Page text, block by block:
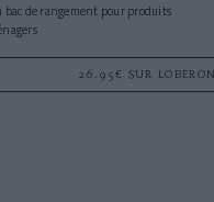
bac de rangement pour produits
26.95€ SUR LOBERON